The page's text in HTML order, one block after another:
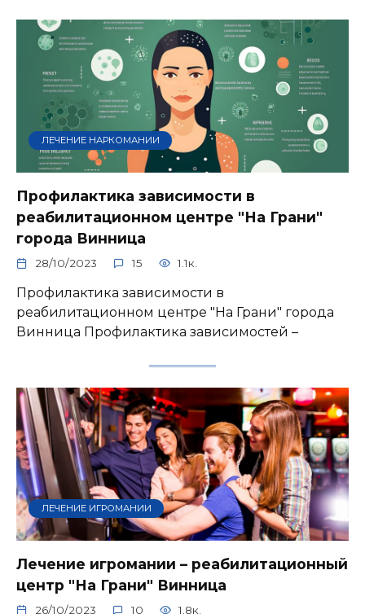
ЛЕЧЕНИЕ НАРКОМАНИИ
Профилактика зависимости в
реабилитационном центре "На Грани"
города Винница
28/10/2023 15 1.1к.
Профилактика зависимости в
реабилитационном центре "На Грани" города
Винница Профилактика зависимостей –
ЛЕЧЕНИЕ ИГРОМАНИИ
Лечение игромании – реабилитационный
центр "На Грани" Винница
26/10/2023 10 1.8к.